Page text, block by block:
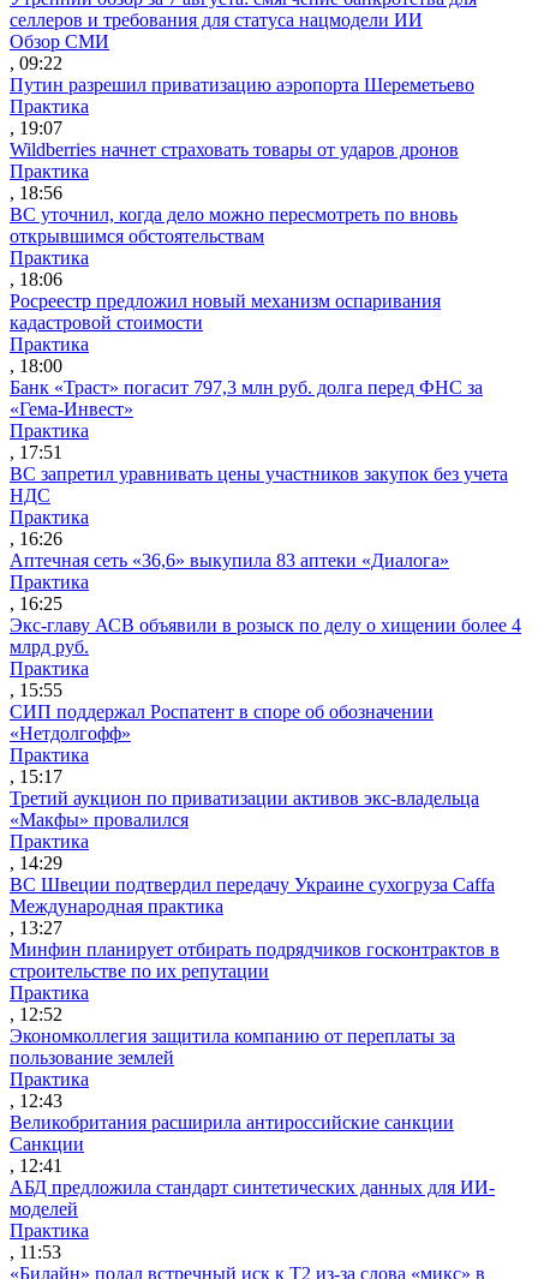
селлеров и требования для статуса нацмодели ИИ
Обзор СМИ
, 09:22
Путин разрешил приватизацию аэропорта Шереметьево
Практика
, 19:07
Wildberries начнет страховать товары от ударов дронов
Практика
, 18:56
ВС уточнил, когда дело можно пересмотреть по вновь
открывшимся обстоятельствам
Практика
, 18:06
Росреестр предложил новый механизм оспаривания
кадастровой стоимости
Практика
, 18:00
Банк «Траст» погасит 797,3 млн руб. долга перед ФНС за
«Гема-Инвест»
Практика
, 17:51
ВС запретил уравнивать цены участников закупок без учета
НДС
Практика
, 16:26
Аптечная сеть «36,6» выкупила 83 аптеки «Диалога»
Практика
, 16:25
Экс-главу АСВ объявили в розыск по делу о хищении более 4
млрд руб.
Практика
, 15:55
СИП поддержал Роспатент в споре об обозначении
«Нетдолгофф»
Практика
, 15:17
Третий аукцион по приватизации активов экс-владельца
«Макфы» провалился
Практика
, 14:29
ВС Швеции подтвердил передачу Украине сухогруза Caffa
Международная практика
, 13:27
Минфин планирует отбирать подрядчиков госконтрактов в
строительстве по их репутации
Практика
, 12:52
Экономколлегия защитила компанию от переплаты за
пользование землей
Практика
, 12:43
Великобритания расширила антироссийские санкции
Санкции
, 12:41
АБД предложила стандарт синтетических данных для ИИ-
моделей
Практика
, 11:53
«Билайн» подал встречный иск к Т2 из-за слова «микс» в